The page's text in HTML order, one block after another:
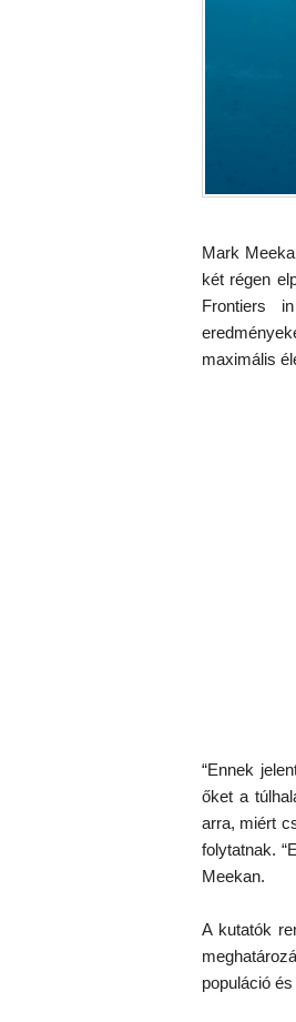
Mark
két régen
Frontiers
maximális
“Ennek
őket a
arra, miért
folytatnak.
Meekan.
A kutatók
populáció